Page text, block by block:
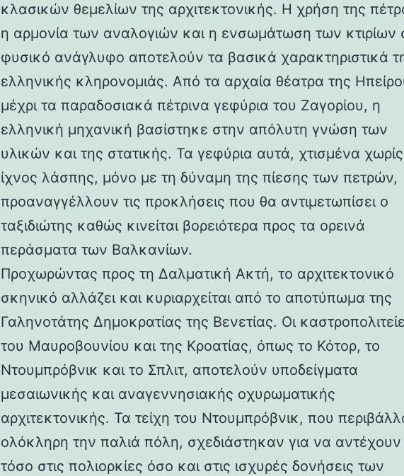
κλασικών θεμελίων της αρχιτεκτονικής. Η χρήση της
η αρμονία των αναλογιών και η ενσωμάτωση των κτιρίων
φυσικό ανάγλυφο αποτελούν τα βασικά χαρακτηριστικά
ελληνικής κληρονομιάς. Από τα αρχαία θέατρα της
μέχρι τα παραδοσιακά πέτρινα γεφύρια του Ζαγορίου, η
ελληνική μηχανική βασίστηκε στην απόλυτη γνώση των
υλικών και της στατικής. Τα γεφύρια αυτά, χτισμένα χωρίς
ίχνος λάσπης, μόνο με τη δύναμη της πίεσης των πετρών,
προαναγγέλλουν τις προκλήσεις που θα αντιμετωπίσει ο
ταξιδιώτης καθώς κινείται βορειότερα προς τα ορεινά
περάσματα των Βαλκανίων.
Προχωρώντας προς τη Δαλματική Ακτή, το αρχιτεκτονικό
σκηνικό αλλάζει και κυριαρχείται από το αποτύπωμα της
Γαληνοτάτης Δημοκρατίας της Βενετίας. Οι
του Μαυροβουνίου και της Κροατίας, όπως το Κότορ, το
Ντουμπρόβνικ και το Σπλιτ, αποτελούν υποδείγματα
μεσαιωνικής και αναγεννησιακής οχυρωματικής
αρχιτεκτονικής. Τα τείχη του Ντουμπρόβνικ, που
ολόκληρη την παλιά πόλη, σχεδιάστηκαν για να αντέχουν
τόσο στις πολιορκίες όσο και στις ισχυρές δονήσεις των